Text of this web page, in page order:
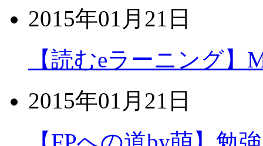
2015年01月21日
【読むeラーニング】
2015年01月21日